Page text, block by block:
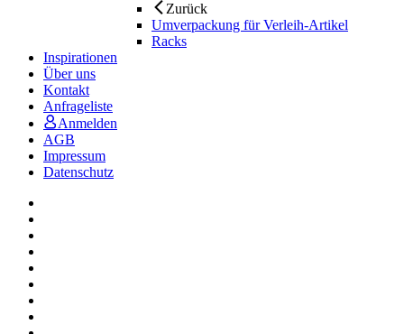
Zurück
Umverpackung für Verleih-Artikel
Racks
Inspirationen
Über uns
Kontakt
Anfrageliste
Anmelden
AGB
Impressum
Datenschutz